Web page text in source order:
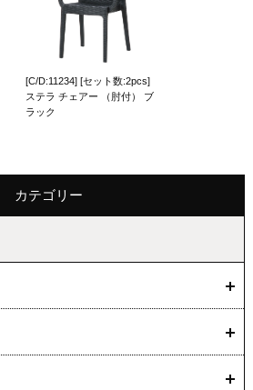
[C/D:11234] [セット数:2pcs]
ステラ チェアー （肘付） ブ
ラック
カテゴリー